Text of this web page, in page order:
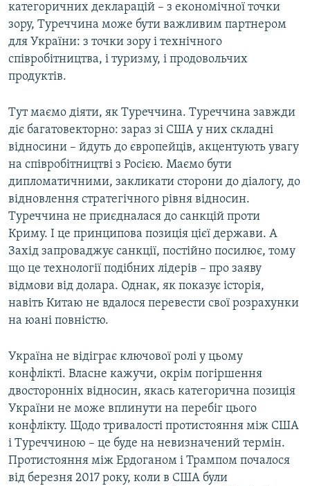
категоричних декларацій – з економічної точки
зору, Туреччина може бути важливим партнером
для України: з точки зору і технічного
співробітництва, і туризму, і продовольчих
продуктів.
Тут маємо діяти, як Туреччина. Туреччина завжди
діє багатовекторно: зараз зі США у них складні
відносини – йдуть до європейців, акцентують увагу
на співробітництві з Росією. Маємо бути
дипломатичними, закликати сторони до діалогу, до
відновлення стратегічного рівня відносин.
Туреччина не приєдналася до санкцій проти
Криму. І це принципова позиція цієї держави. А
Захід запроваджує санкції, постійно посилює, тому
що це технології подібних лідерів – про заяву
відмови від долара. Однак, як показує історія,
навіть Китаю не вдалося перевести свої розрахунки
на юані повністю.
Україна не відіграє ключової ролі у цьому
конфлікті. Власне кажучи, окрім погіршення
двосторонніх відносин, якась категорична позиція
України не може вплинути на перебіг цього
конфлікту. Щодо тривалості протистояння між США
і Туреччиною – це буде на невизначений термін.
Протистояння між Ердоганом і Трампом почалося
від березня 2017 року, коли в США були